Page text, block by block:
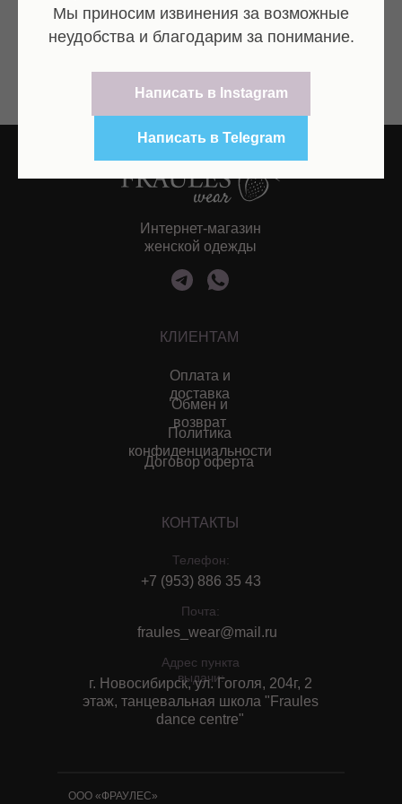
Мы приносим извинения за возможные
неудобства и благодарим за понимание.
Написать в Instagram
Написать в Telegram
Смотрите также
Интернет-магазин
женской одежды
Sale
КЛИЕНТАМ
КОНТАКТЫ
Оплата и
доставка
Телефон:
Почта:
Адрес пункта
выдачи:
Обмен и
возврат
+7 (953) 886 35 43
fraules_wear@mail.ru
г. Новосибирск, ул. Гоголя, 204г, 2
этаж, танцевальная школа "Fraules
dance centre"
Политика
конфиденциальности
Договор оферта
ООО «ФРАУЛЕС»